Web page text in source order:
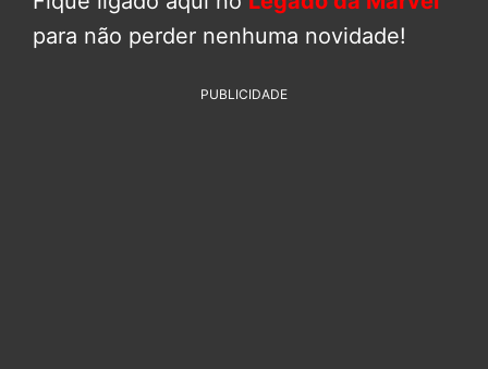
para não perder nenhuma novidade!
PUBLICIDADE